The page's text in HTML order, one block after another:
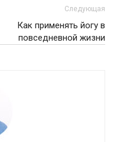
Следующая
Как применять йогу в
повседневной жизни